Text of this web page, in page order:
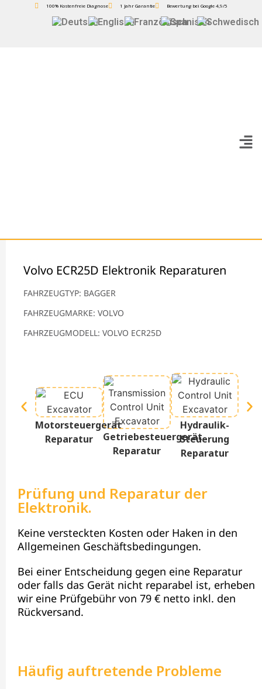
100% Kostenfreie Diagnose 1 Jahr Garantie Bewertung bei Google 4,9/5
Volvo ECR25D Elektronik Reparaturen
FAHRZEUGTYP: BAGGER
FAHRZEUGMARKE: VOLVO
FAHRZEUGMODELL: VOLVO ECR25D
Motorsteuergerät
Reparatur
Getriebesteuergerät
Reparatur
Hydraulik-
Steuerung
Reparatur
Prüfung und Reparatur der
Elektronik.
Keine versteckten Kosten oder Haken in den
Allgemeinen Geschäftsbedingungen.
Bei einer Entscheidung gegen eine Reparatur
oder falls das Gerät nicht reparabel ist, erheben
wir eine Prüfgebühr von 79 € netto inkl. den
Rückversand.
Häufig auftretende Probleme